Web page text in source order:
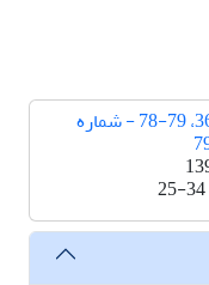
دوره 36، 79-78 - شماره
25-34